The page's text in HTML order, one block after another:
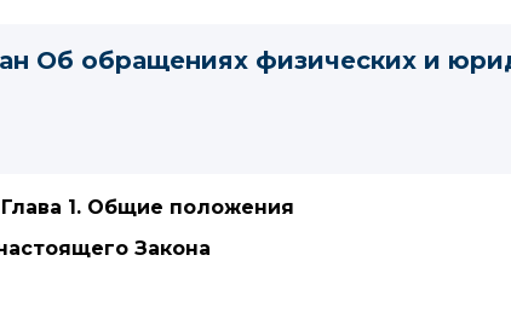
Об обращениях физических и
Глава 1. Общие положения
Закона